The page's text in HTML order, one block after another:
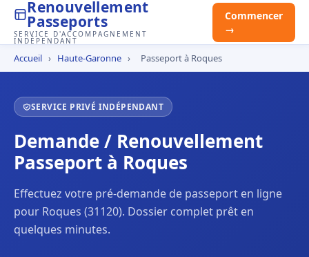
Renouvellement
Passeports
SERVICE D'ACCOMPAGNEMENT
INDÉPENDANT
Commencer
→
Accueil › Haute-Garonne › Passeport à Roques
SERVICE PRIVÉ INDÉPENDANT
Demande / Renouvellement
Passeport à Roques
Effectuez votre pré-demande de passeport en ligne
pour Roques (31120). Dossier complet prêt en
quelques minutes.